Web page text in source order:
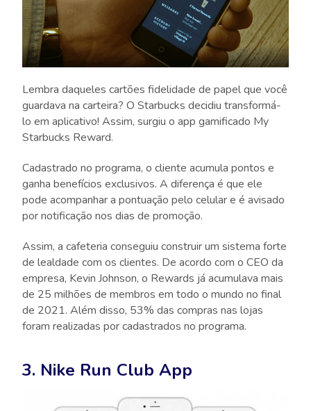
Lembra daqueles cartões fidelidade de papel que você
guardava na carteira? O Starbucks decidiu transformá-
lo em aplicativo! Assim, surgiu o app gamificado My
Starbucks Reward.
Cadastrado no programa, o cliente acumula pontos e
ganha benefícios exclusivos. A diferença é que ele
pode acompanhar a pontuação pelo celular e é avisado
por notificação nos dias de promoção.
Assim, a cafeteria conseguiu construir um sistema forte
de lealdade com os clientes. De acordo com o CEO da
empresa, Kevin Johnson, o Rewards já acumulava mais
de 25 milhões de membros em todo o mundo no final
de 2021. Além disso, 53% das compras nas lojas
foram realizadas por cadastrados no programa.
3. Nike Run Club App